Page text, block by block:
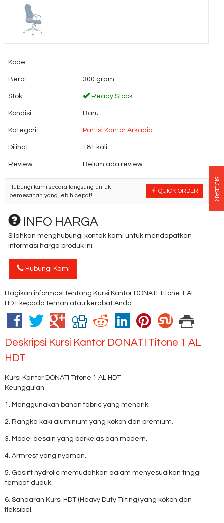
Kode : -
Berat : 300 gram
Stok : Ready Stock
Kondisi : Baru
Kategori : Partisi Kantor Arkadia
Dilihat : 181 kali
Review : Belum ada review
QUICK ORDER
Hubungi kami secara langsung untuk
pemesanan yang lebih cepat!
INFO HARGA
Silahkan menghubungi kontak kami untuk mendapatkan
informasi harga produk ini.
Hubungi Kami
Bagikan informasi tentang Kursi Kantor DONATI Titone 1 AL
HDTkepada teman atau kerabat Anda.
Deskripsi Kursi Kantor DONATI Titone 1 AL
HDT
Kursi Kantor DONATI Titone 1 AL HDT
Keunggulan:
1. Menggunakan bahan fabric yang menarik.
2. Rangka kaki aluminium yang kokoh dan premium.
3. Model desain yang berkelas dan modern.
4. Armrest yang nyaman.
5. Gaslift hydrolic memudahkan dalam menyesuaikan tinggi
tempat duduk.
6. Sandaran Kursi HDT (Heavy Duty Tilting) yang kokoh dan
fleksibel.
SIDEBAR